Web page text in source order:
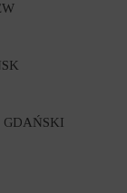
GDAŃSKI